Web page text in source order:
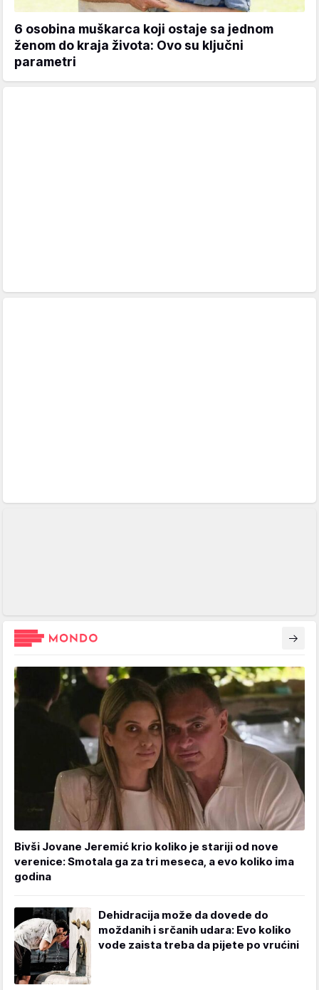
6 osobina muškarca koji ostaje sa jednom
ženom do kraja života: Ovo su ključni
parametri
Bivši Jovane Jeremić krio koliko je stariji od nove
verenice: Smotala ga za tri meseca, a evo koliko ima
godina
Dehidracija može da dovede do
moždanih i srčanih udara: Evo koliko
vode zaista treba da pijete po vrućini